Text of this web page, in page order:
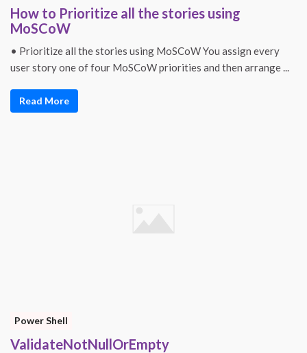
How to Prioritize all the stories using
MoSCoW
• Prioritize all the stories using MoSCoW You assign every
user story one of four MoSCoW priorities and then arrange ...
Read More
Power Shell
ValidateNotNullOrEmpty